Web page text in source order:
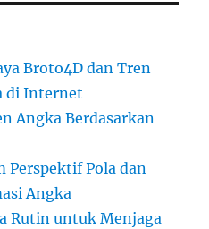
Broto4D dan Tren
di Internet
Angka Berdasarkan
Perspektif Pola dan
Angka
Rutin untuk Menjaga